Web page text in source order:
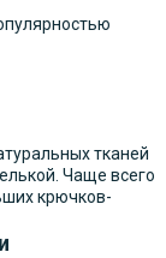
тканей
Чаще всего
крючков-